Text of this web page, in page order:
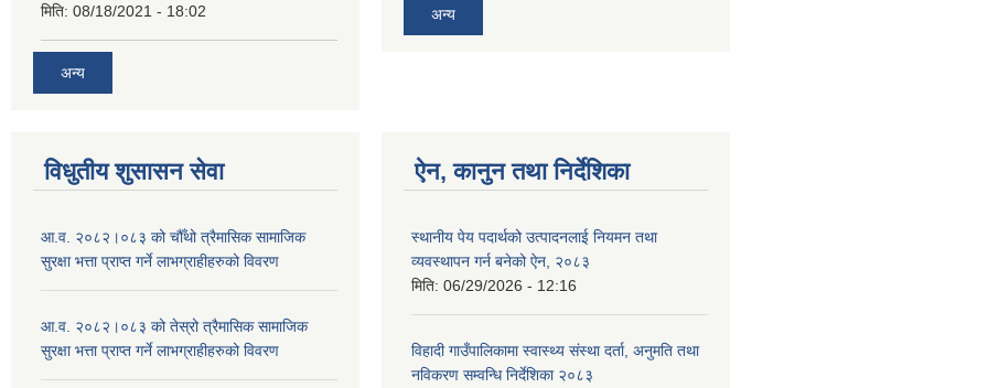
मिति: 08/18/2021 - 18:02
अन्य
अन्य
विधुतीय शुसासन सेवा
आ.व. २०८२।०८३ को चौँथो त्रैमासिक सामाजिक
सुरक्षा भत्ता प्राप्त गर्ने लाभग्राहीहरुको विवरण
आ.व. २०८२।०८३ को तेस्रो त्रैमासिक सामाजिक
सुरक्षा भत्ता प्राप्त गर्ने लाभग्राहीहरुको विवरण
ऐन, कानुन तथा निर्देशिका
स्थानीय पेय पदार्थको उत्पादनलाई नियमन तथा
व्यवस्थापन गर्न बनेको ऐन, २०८३
मिति: 06/29/2026 - 12:16
विहादी गाउँपालिकामा स्वास्थ्य संस्था दर्ता, अनुमति तथा
नविकरण सम्वन्धि निर्देशिका २०८३